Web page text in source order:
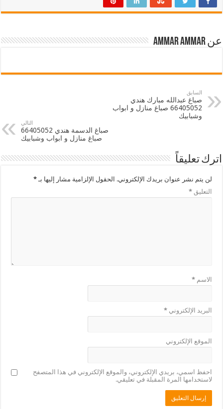
عن ammar ammar
السابق
صباغ عبدالله مبارك هندي
66405052 صباغ منازل و ابواب
وشبابيك
التالي
صباغ الدسمة هندي 66405052
صباغ منازل و ابواب وشبابيك
اترك تعليقاً
لن يتم نشر عنوان بريدك الإلكتروني. الحقول الإلزامية مشار إليها بـ*
التعليق*
الاسم*
البريد الإلكتروني*
الموقع الإلكتروني
احفظ اسمي، بريدي الإلكتروني، والموقع الإلكتروني في هذا المتصفح
لاستخدامها المرة المقبلة في تعليقي.